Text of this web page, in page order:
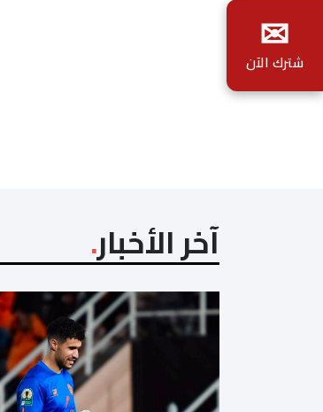
آخر الأخبار
✉
شترك الآن